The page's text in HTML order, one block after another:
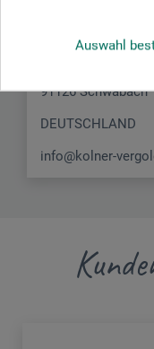
Auswahl
KVP Kölner
91126 Schwabach
DEUTSCHLAND
info@kolner-